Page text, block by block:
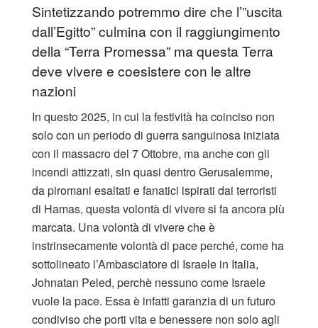
Sintetizzando potremmo dire che l’”uscita
dall’Egitto” culmina con il raggiungimento
della “Terra Promessa” ma questa Terra
deve vivere e coesistere con le altre
nazioni
In questo 2025, in cui la festività ha coinciso non
solo con un periodo di guerra sanguinosa iniziata
con il massacro del 7 Ottobre, ma anche con gli
incendi attizzati, sin quasi dentro Gerusalemme,
da piromani esaltati e fanatici ispirati dai terroristi
di Hamas, questa volontà di vivere si fa ancora più
marcata. Una volontà di vivere che è
instrinsecamente volontà di pace perché, come ha
sottolineato l’Ambasciatore di Israele in Italia,
Johnatan Peled, perchè nessuno come Israele
vuole la pace. Essa è infatti garanzia di un futuro
condiviso che porti vita e benessere non solo agli